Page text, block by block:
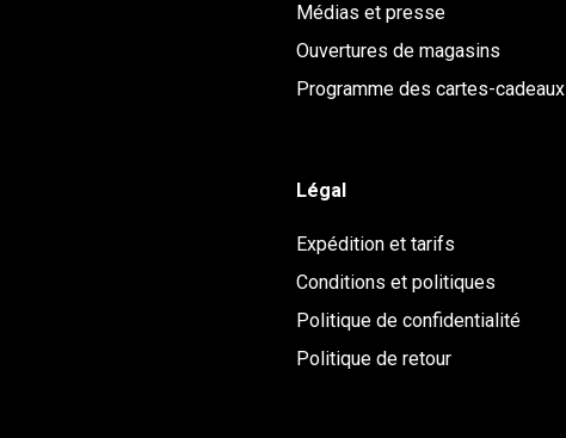
Médias et presse
Ouvertures de magasins
Programme des cartes-cadeaux
Légal
Expédition et tarifs
Conditions et politiques
Politique de confidentialité
Politique de retour